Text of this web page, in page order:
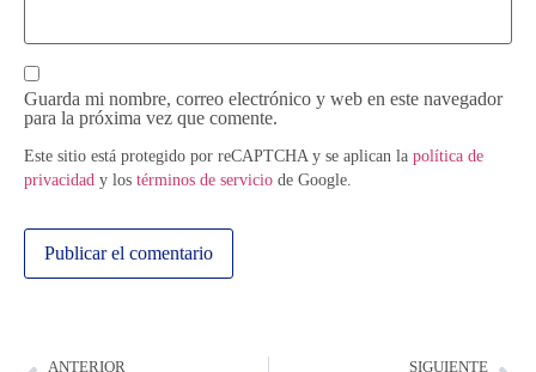
Guarda mi nombre, correo electrónico y web en este navegador
para la próxima vez que comente.
Este sitio está protegido por reCAPTCHA y se aplican la política de
privacidad y los términos de servicio de Google.
ANTERIOR SIGUIENTE